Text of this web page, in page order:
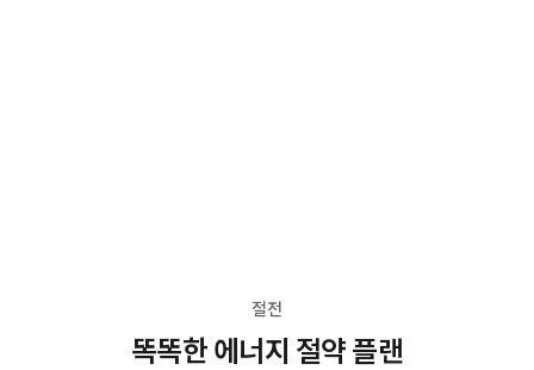
절전
똑똑한 에너지 절약 플랜